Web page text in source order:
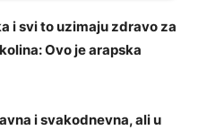
i svi to uzimaju zdravo za
Ovo je arapska
i svakodnevna, ali u